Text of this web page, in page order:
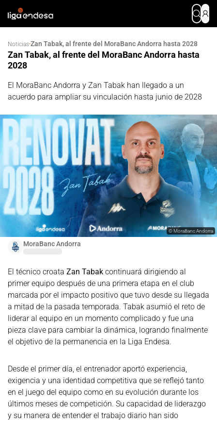
Noticias·Zan Tabak, al frente del MoraBanc Andorra hasta 2028
Zan Tabak, al frente del MoraBanc Andorra hasta
2028
El MoraBanc Andorra y Zan Tabak han llegado a un
acuerdo para ampliar su vinculación hasta junio de 2028
MoraBanc Andorra
©MoraBanc Andorra
El técnico croata Zan Tabak continuará dirigiendo al
primer equipo después de una primera etapa en el club
marcada por el impacto positivo que tuvo desde su llegada
a mitad de la pasada temporada. Tabak asumió el reto de
liderar al equipo en un momento complicado y fue una
pieza clave para cambiar la dinámica, logrando finalmente
el objetivo de la permanencia en la Liga Endesa.
Desde el primer día, el entrenador aportó experiencia,
exigencia y una identidad competitiva que se reflejó tanto
en el juego del equipo como en su evolución durante los
últimos meses de competición. Su capacidad de liderazgo
y su manera de entender el trabajo diario han sido